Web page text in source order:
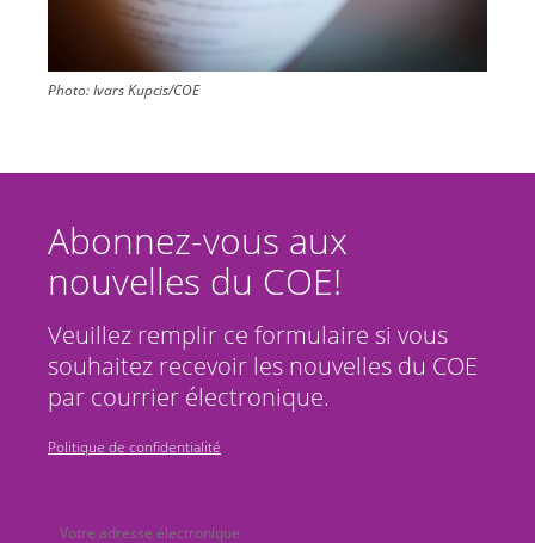
Photo:Ivars Kupcis/COE
Abonnez-vous aux
nouvelles du COE!
Veuillez remplir ce formulaire si vous
souhaitez recevoir les nouvelles du COE
par courrier électronique.
Politique de confidentialité